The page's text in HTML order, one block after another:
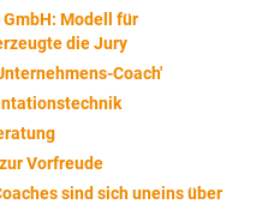
Modell für
die Jury
Coach'
Vorfreude
sind sich uneins über